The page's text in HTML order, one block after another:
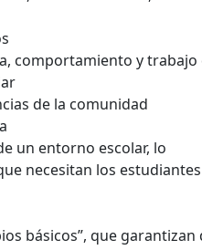
comportamiento y
de la comunidad
un entorno escolar, lo
necesitan los
básicos”, que